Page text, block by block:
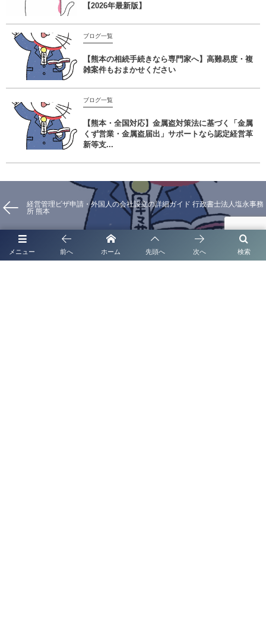
【2026年最新版】
ブログ一覧
【熊本の相続手続きなら専門家へ】高難易度・複
雑案件もおまかせください
ブログ一覧
【熊本・全国対応】金属盗対策法に基づく「金属
くず営業・金属盗届出」サポートなら認定経営革
新等支...
経営管理ビザ申請・外国人の会社設立の詳細ガイド 行政書士法人塩永事務
所 熊本
メニュー 検索
前へ ホーム 先頭へ 次へ